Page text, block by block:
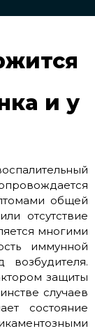
и у
общей
отсутствие
многими
иммунной
защиты
случаев
состояние